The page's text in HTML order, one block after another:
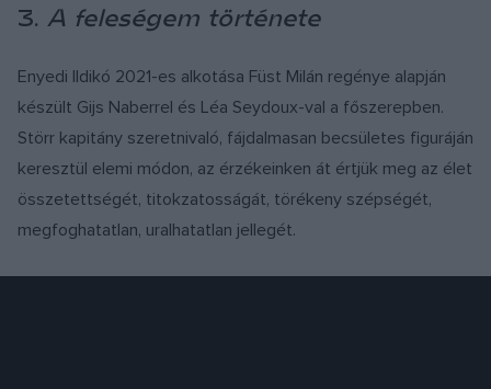
3. A feleségem története
Enyedi Ildikó 2021-es alkotása Füst Milán regénye alapján
készült Gijs Naberrel és Léa Seydoux-val a főszerepben.
Störr kapitány szeretnivaló, fájdalmasan becsületes figuráján
keresztül elemi módon, az érzékeinken át értjük meg az élet
összetettségét, titokzatosságát, törékeny szépségét,
megfoghatatlan, uralhatatlan jellegét.